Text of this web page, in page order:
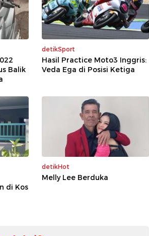
Balik
detikSport
Hasil Practice Moto3 Inggris:
Veda Ega di Posisi Ketiga
di Kos
detikHot
Melly Lee Berduka